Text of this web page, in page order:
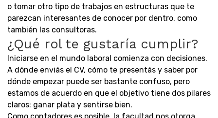
o tomar otro tipo de trabajos en estructuras que te
parezcan interesantes de conocer por dentro, como
también las consultoras.
¿Qué rol te gustaría cumplir?
Iniciarse en el mundo laboral comienza con decisiones.
A dónde enviás el CV, cómo te presentás y saber por
dónde empezar puede ser bastante confuso, pero
estamos de acuerdo en que el objetivo tiene dos pilares
claros: ganar plata y sentirse bien.